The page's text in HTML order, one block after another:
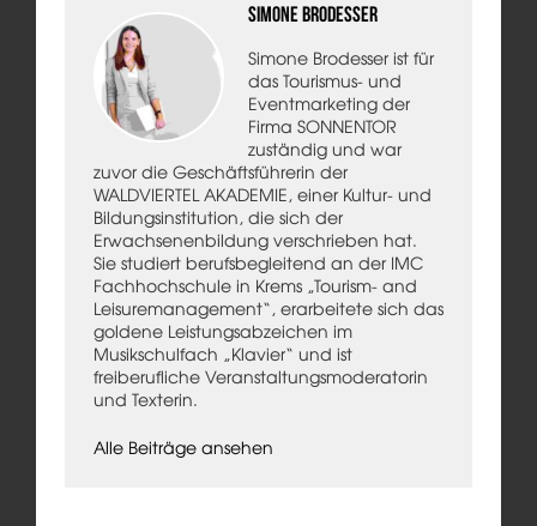
Simone Brodesser
Simone Brodesser ist für
das Tourismus- und
Eventmarketing der
Firma SONNENTOR
zuständig und war
zuvor die Geschäftsführerin der
WALDVIERTEL AKADEMIE, einer Kultur- und
Bildungsinstitution, die sich der
Erwachsenenbildung verschrieben hat.
Sie studiert berufsbegleitend an der IMC
Fachhochschule in Krems „Tourism- and
Leisuremanagement“, erarbeitete sich das
goldene Leistungsabzeichen im
Musikschulfach „Klavier“ und ist
freiberufliche Veranstaltungsmoderatorin
und Texterin.
Alle Beiträge ansehen